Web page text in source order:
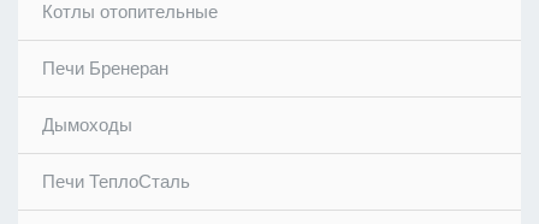
Котлы отопительные
Печи Бренеран
Дымоходы
Печи ТеплоСталь